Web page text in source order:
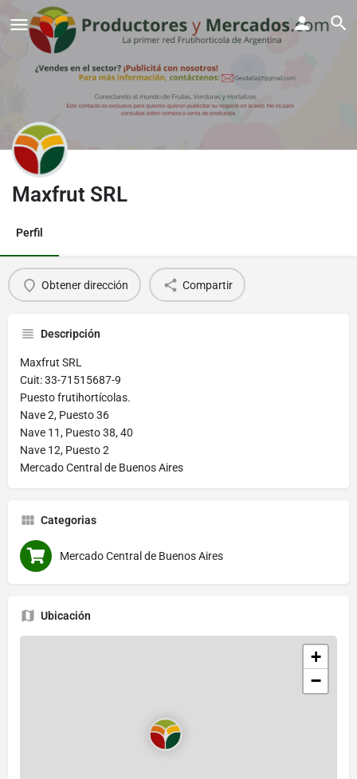
Maxfrut SRL
Perfil
Obtener dirección Compartir
Descripción
Maxfrut SRL
Cuit: 33-71515687-9
Puesto frutihortícolas.
Nave 2, Puesto 36
Nave 11, Puesto 38, 40
Nave 12, Puesto 2
Mercado Central de Buenos Aires
Categorias
Mercado Central de Buenos Aires
Ubicación
+
−